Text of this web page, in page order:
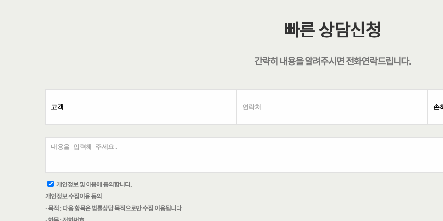
빠른 상담신청
간략히 내용을 알려주시면전화연락드립니다.
개인정보 및 이용에 동의합니다.
개인정보 수집이용 동의
· 목적 : 다음 항목은 법률상담 목적으로만 수집 이용됩니다